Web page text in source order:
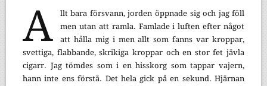
A
llt bara försvann, jorden öppnade sig och jag föll
men utan att ramla. Famlade i luften efter något
att hålla mig i men allt som fanns var kroppar,
svettiga, flabbande, skrikiga kroppar och en stor fet jävla
cigarr. Jag tömdes som i en hisskorg som tappar vajern,
hann inte ens förstå. Det hela gick på en sekund. Hjärnan